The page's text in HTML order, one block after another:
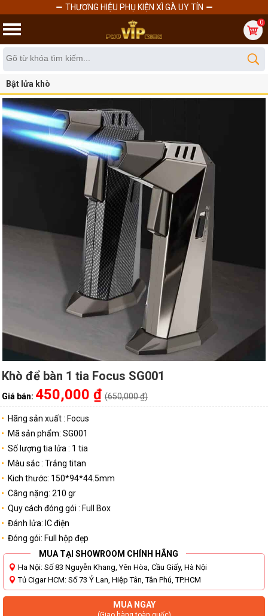
0
Bật lửa khò
Khò để bàn 1 tia Focus SG001
Giá bán: 450,000 ₫ (650,000 ₫)
Hãng sản xuất : Focus
Mã sản phẩm: SG001
Số lượng tia lửa : 1 tia
Màu sắc : Trắng titan
Kich thước: 150*94*44.5mm
Câng nặng: 210 gr
Quy cách đóng gói : Full Box
Đánh lửa: IC điện
Đóng gói: Full hộp đẹp
MUA TẠI SHOWROOM CHÍNH HÃNG
Ha Nội: Số 83 Nguyễn Khang, Yên Hòa, Cầu Giấy, Hà Nội
Tủ Cigar HCM: Số 73 Ỷ Lan, Hiệp Tân, Tân Phú, TP.HCM
MUA NGAY
THƯƠNG HIỆU PHỤ KIỆN XÌ GÀ UY TÍN